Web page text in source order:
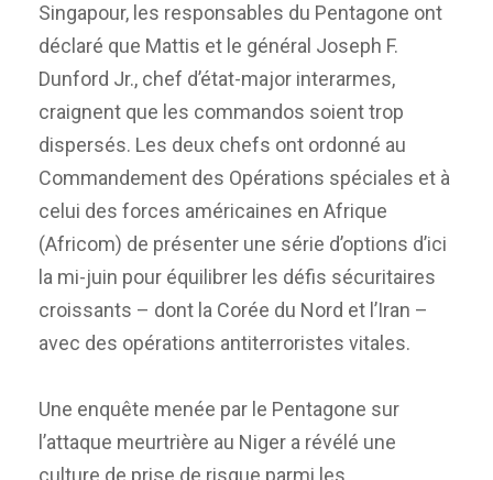
Singapour, les responsables du Pentagone ont
déclaré que Mattis et le général Joseph F.
Dunford Jr., chef d’état-major interarmes,
craignent que les commandos soient trop
dispersés. Les deux chefs ont ordonné au
Commandement des Opérations spéciales et à
celui des forces américaines en Afrique
(Africom) de présenter une série d’options d’ici
la mi-juin pour équilibrer les défis sécuritaires
croissants – dont la Corée du Nord et l’Iran –
avec des opérations antiterroristes vitales.
Une enquête menée par le Pentagone sur
l’attaque meurtrière au Niger a révélé une